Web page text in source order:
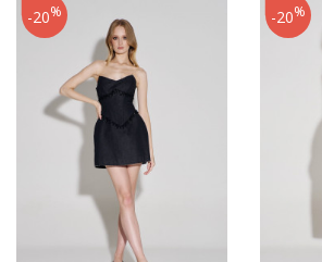
-20% -20%